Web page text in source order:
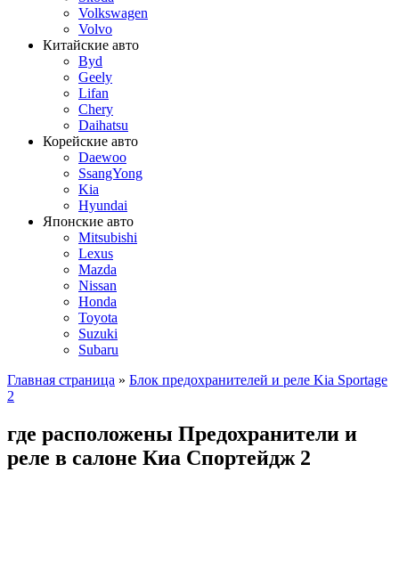
Volkswagen
Volvo
Китайские авто
Byd
Geely
Lifan
Chery
Daihatsu
Корейские авто
Daewoo
SsangYong
Kia
Hyundai
Японские авто
Mitsubishi
Lexus
Mazda
Nissan
Honda
Toyota
Suzuki
Subaru
Главная страница » Блок предохранителей и реле Kia Sportage
2
где расположены Предохранители и
реле в салоне Киа Спортейдж 2